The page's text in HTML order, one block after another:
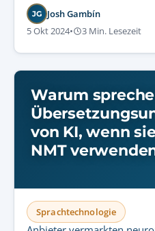
Sciences.
JG Josh Gambín
5 Okt 2024• 3 Min. Lesezeit
Warum
von KI, wenn
NMT
Sprachtechnologie